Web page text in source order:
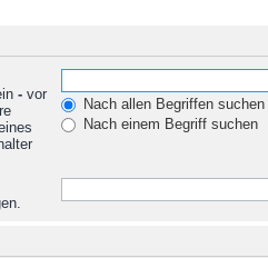
- vor
Nach allen Begriffen
Nach einem Begriff suchen